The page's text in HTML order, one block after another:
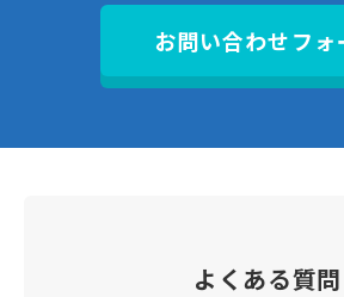
お問い合わせフォ
よくある質問